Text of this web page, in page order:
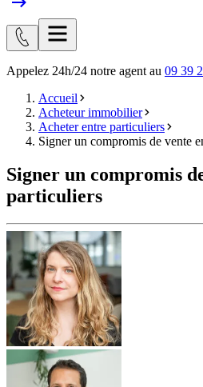
Appelez 24h/24 notre agent au 09 39
Accueil
Acheteur immobilier
Acheter entre particuliers
Signer un compromis de vente
Signer un compromis
particuliers